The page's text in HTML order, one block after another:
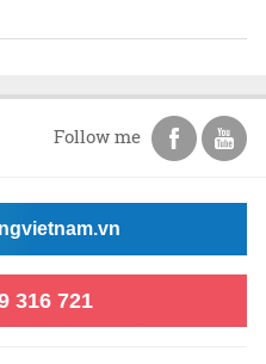
Follow me
316 721